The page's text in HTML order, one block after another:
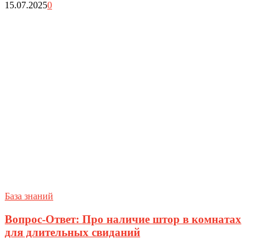
15.07.20250
База знаний
Вопрос-Ответ: Про наличие штор в комнатах
для длительных свиданий